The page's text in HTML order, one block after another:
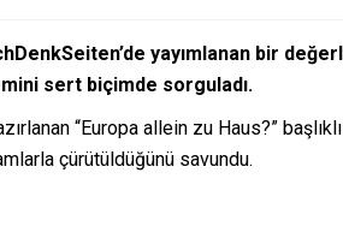
yayımlanan bir
sert biçimde sorguladı.
“Europa allein zu Haus?”
çürütüldüğünü savundu.